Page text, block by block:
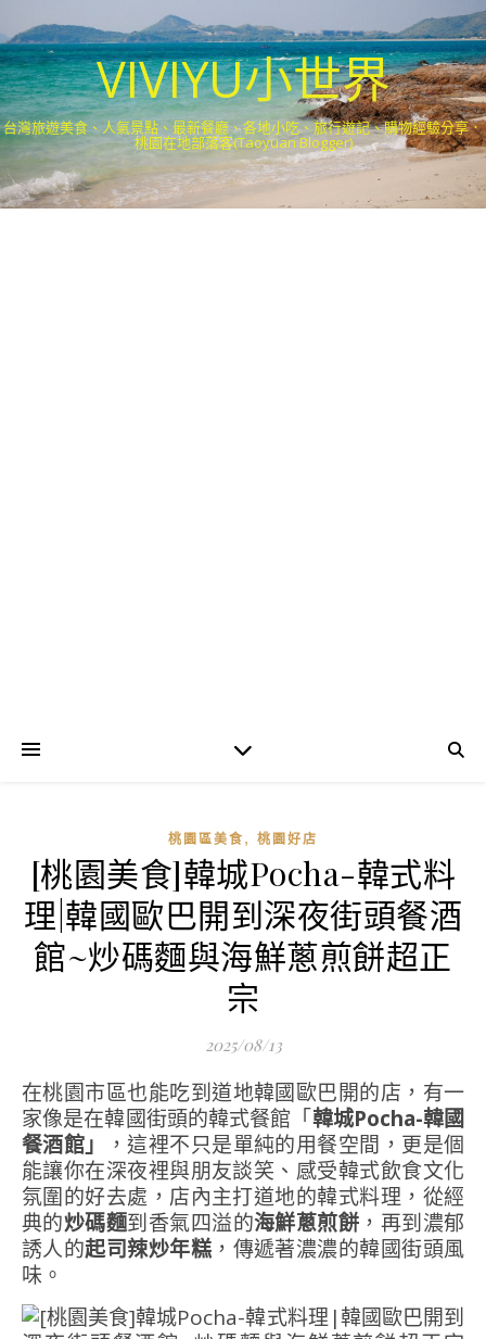
VIVIYU小世界
台灣旅遊美食、人氣景點、最新餐廳、各地小吃、旅行遊記、購物經驗分享．
桃園在地部落客(Taoyuan Blogger)
桃園區美食 , 桃園好店
[桃園美食]韓城Pocha-韓式料
理|韓國歐巴開到深夜街頭餐酒
館~炒碼麵與海鮮蔥煎餅超正
宗
2025/08/13
在桃園市區也能吃到道地韓國歐巴開的店，有一
家像是在韓國街頭的韓式餐館「韓城Pocha-韓國
餐酒館」
，這裡不只是單純的用餐空間，更是個
能讓你在深夜裡與朋友談笑、感受韓式飲食文化
氛圍的好去處，店內主打道地的韓式料理，從經
典的炒碼麵到香氣四溢的海鮮蔥煎餅 ，再到濃郁
誘人的起司辣炒年糕 ，傳遞著濃濃的韓國街頭風
味。